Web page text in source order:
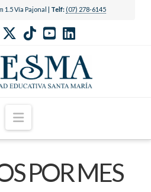
1.5 Vía Pajonal | Telf: (07) 278-6145
Navigation
POR MES